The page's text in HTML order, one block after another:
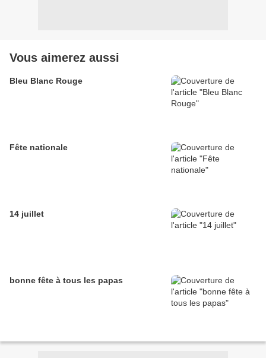
Vous aimerez aussi
Bleu Blanc Rouge
Fête nationale
14 juillet
bonne fête à tous les papas